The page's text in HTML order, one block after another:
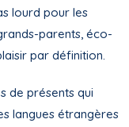
lourd pour les
parents, éco-
par définition.
de présents qui
langues étrangères